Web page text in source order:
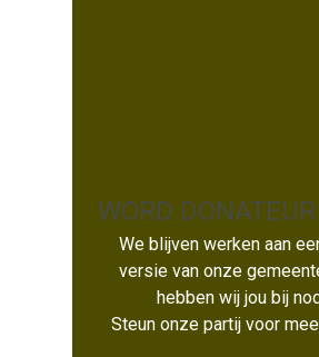
WORD
We blijven werken aan
versie van onze
hebben wij jou bij
Steun onze partij voor
WORD DONATEUR